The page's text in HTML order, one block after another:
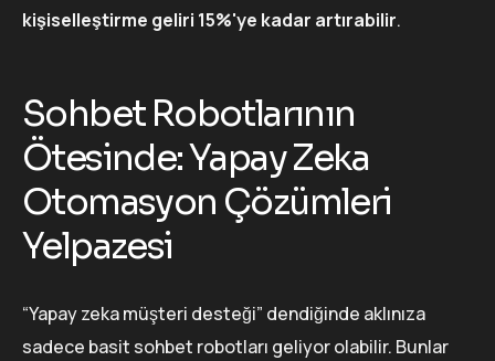
kişiselleştirme geliri 15%'ye kadar artırabilir.
Sohbet Robotlarının
Ötesinde: Yapay Zeka
Otomasyon Çözümleri
Yelpazesi
“Yapay zeka müşteri desteği” dendiğinde aklınıza
sadece basit sohbet robotları geliyor olabilir. Bunlar